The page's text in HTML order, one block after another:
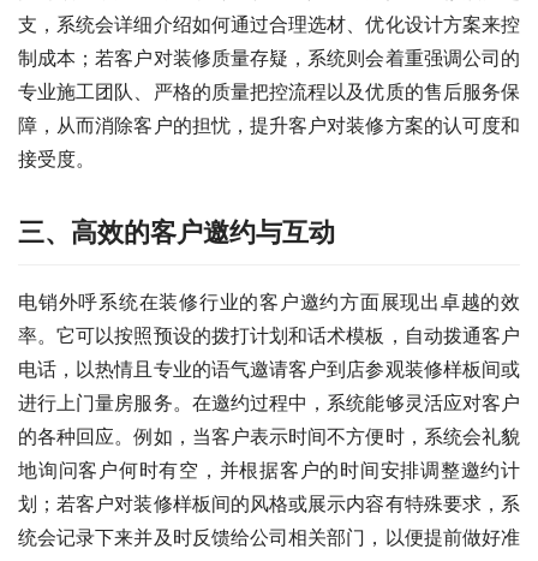
支，系统会详细介绍如何通过合理选材、优化设计方案来控
制成本；若客户对装修质量存疑，系统则会着重强调公司的
专业施工团队、严格的质量把控流程以及优质的售后服务保
障，从而消除客户的担忧，提升客户对装修方案的认可度和
接受度。
三、高效的客户邀约与互动
电销外呼系统在装修行业的客户邀约方面展现出卓越的效
率。它可以按照预设的拨打计划和话术模板，自动拨通客户
电话，以热情且专业的语气邀请客户到店参观装修样板间或
进行上门量房服务。在邀约过程中，系统能够灵活应对客户
的各种回应。例如，当客户表示时间不方便时，系统会礼貌
地询问客户何时有空，并根据客户的时间安排调整邀约计
划；若客户对装修样板间的风格或展示内容有特殊要求，系
统会记录下来并及时反馈给公司相关部门，以便提前做好准